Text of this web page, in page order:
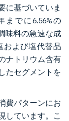
に基づいていま
までに6.56%の
味料の急速な成
および塩代替品
ナトリウム含有
たセグメントを
費パターンにお
しています。こ